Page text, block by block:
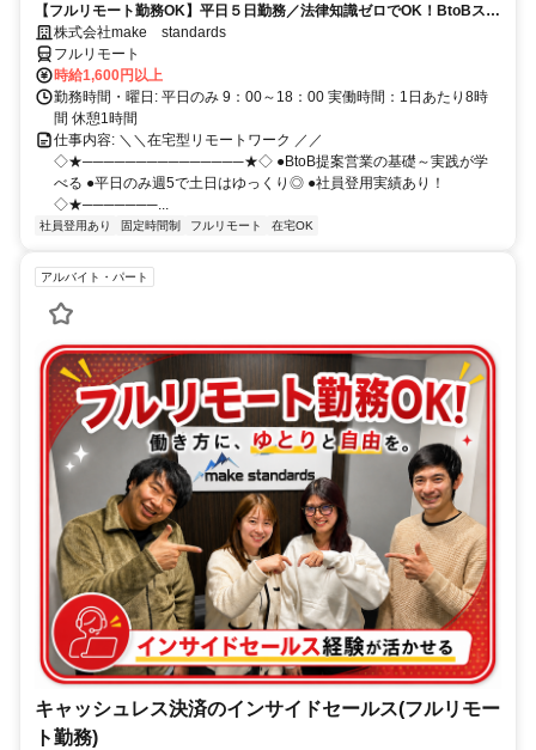
【フルリモート勤務OK】平日５日勤務／法律知識ゼロでOK！BtoBスキ
ルが身につく営業職
株式会社make standards
フルリモート
時給1,600円以上
勤務時間・曜日: 平日のみ 9：00～18：00 実働時間：1日あたり8時
間 休憩1時間
仕事内容: ＼＼在宅型リモートワーク ／／
◇★───────────────★◇ ●BtoB提案営業の基礎～実践が学
べる ●平日のみ週5で土日はゆっくり◎ ●社員登用実績あり！
◇★───────...
社員登用あり 固定時間制 フルリモート 在宅OK
アルバイト・パート
キャッシュレス決済のインサイドセールス(フルリモー
ト勤務)